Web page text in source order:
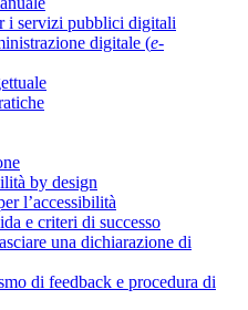
i servizi pubblici digitali
digitale (e-
by design
l’accessibilità
e criteri di successo
una dichiarazione di
di feedback e procedura di